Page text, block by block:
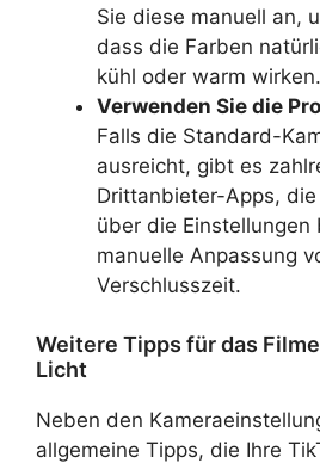
Sie diese manuell an,
dass die Farben
kühl oder warm wirken.
Verwenden Sie die
Falls die Standard-
ausreicht, gibt es
Drittanbieter-Apps,
über die Einstellungen
manuelle Anpassung
Verschlusszeit.
Weitere Tipps für das
Licht
Neben den
allgemeine Tipps, die Ihre